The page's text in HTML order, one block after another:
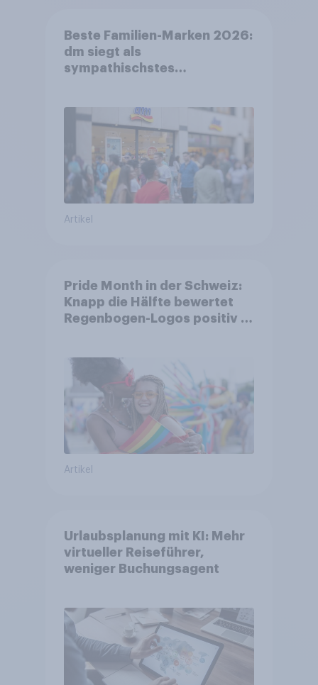
Beste Familien-Marken 2026:
dm siegt als
sympathischstes
Artikel
Pride Month in der Schweiz:
Knapp die Hälfte bewertet
Regenbogen-Logos positiv –
Artikel
Urlaubsplanung mit KI: Mehr
virtueller Reiseführer,
weniger Buchungsagent